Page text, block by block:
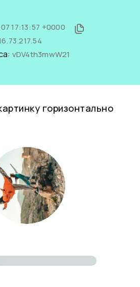
17:13:57 +0000
vDV4th3mwW21
горизонтально